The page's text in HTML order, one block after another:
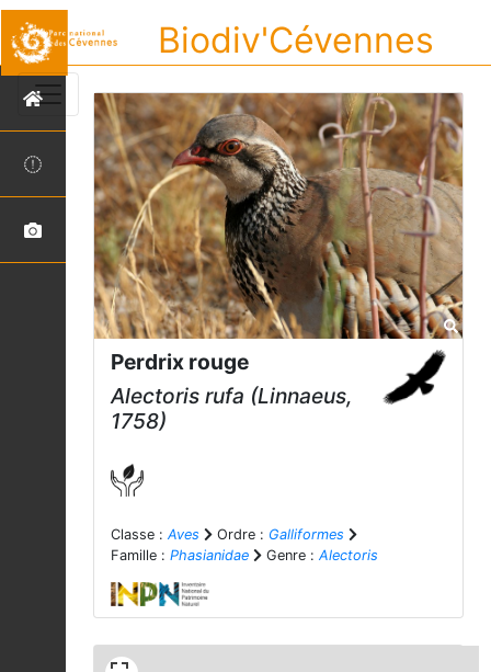
Biodiv'Cévennes
Perdrix rouge
Alectoris rufa (Linnaeus,
1758)
Classe : Aves Ordre : Galliformes
Famille : Phasianidae Genre : Alectoris